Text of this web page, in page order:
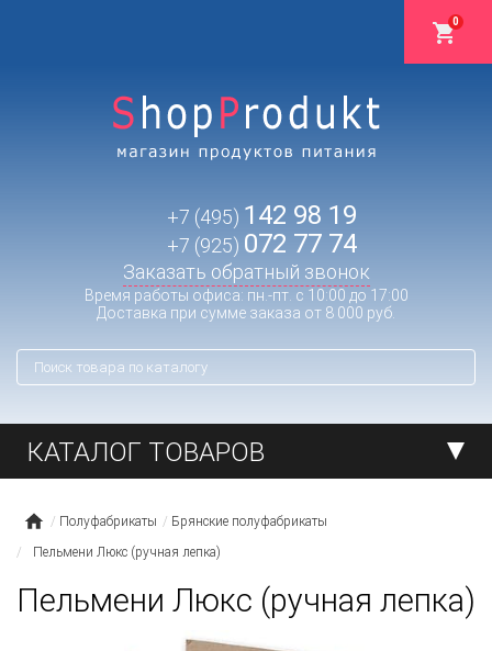
0
+7 (495) 142 98 19
+7 (925) 072 77 74
Заказать обратный звонок
Время работы офиса: пн.-пт. с 10:00 до 17:00
Доставка при сумме заказа от 8 000 руб.
КАТАЛОГ ТОВАРОВ
Полуфабрикаты
Брянские полуфабрикаты
Пельмени Люкс (ручная лепка)
Пельмени Люкс (ручная лепка)